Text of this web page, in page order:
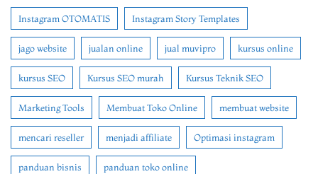
Instagram OTOMATIS Instagram Story Templates
jago website jualan online jual muvipro kursus online
kursus SEO Kursus SEO murah Kursus Teknik SEO
Marketing Tools Membuat Toko Online membuat website
mencari reseller menjadi affiliate Optimasi instagram
panduan bisnis panduan toko online